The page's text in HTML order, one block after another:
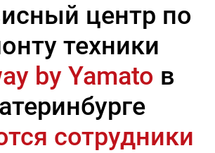
центр по
техники
by Yamato в
сотрудники